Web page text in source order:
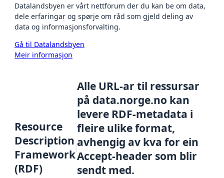
Datalandsbyen er vårt nettforum der du kan be om data,
dele erfaringar og spørje om råd som gjeld deling av
data og informasjonsforvalting.
Gå til Datalandsbyen
Meir informasjon
Resource
Description
Framework
(RDF)
Alle URL-ar til ressursar
på data.norge.no kan
levere RDF-metadata i
fleire ulike format,
avhengig av kva for ein
Accept-header som blir
sendt med.